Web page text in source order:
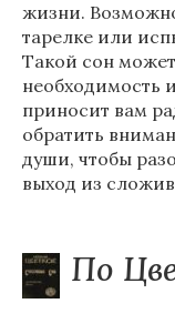
жизни.
тарелке или
Такой сон
необходимость
приносит вам
обратить
души, чтобы
выход из
По